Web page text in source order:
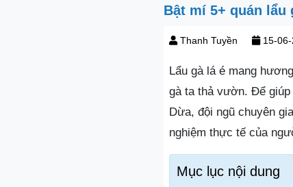
Bật mí 5+ quán lẩu
Thanh Tuyền 15-06-
Lẩu gà lá é mang
gà ta thả vườn. Để
Dừa, đội ngũ chuyên gia
nghiệm thực tế của
Mục lục nội dung